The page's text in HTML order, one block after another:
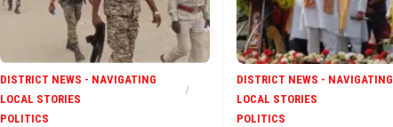
DISTRICT NEWS - NAVIGATING
LOCAL STORIES
POLITICS
DISTRICT NEWS - NAVIGATING
LOCAL STORIES
POLITICS